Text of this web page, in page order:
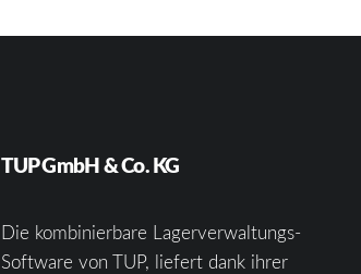
TUP GmbH & Co. KG
Die kombinierbare Lagerverwaltungs-
Software von TUP, liefert dank ihrer